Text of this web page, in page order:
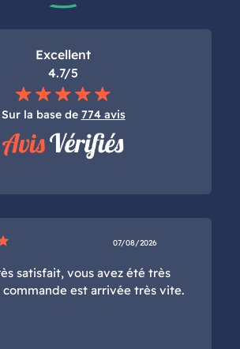
Excellent
4.7/5
Sur la base de 774 avis
07/08/2026
satisfait, vous avez été très
est arrivée très vite.